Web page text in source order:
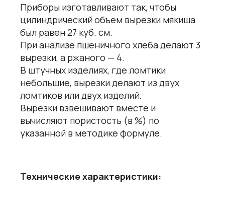
Приборы изготавливают так, чтобы
цилиндрический объем вырезки мякиша
был равен 27 куб. см.
При анализе пшеничного хлеба делают 3
вырезки, а ржаного — 4.
В штучных изделиях, где ломтики
небольшие, вырезки делают из двух
ломтиков или двух изделий.
Вырезки взвешивают вместе и
вычисляют пористость (в %) по
указанной в методике формуле.
Технические характеристики: